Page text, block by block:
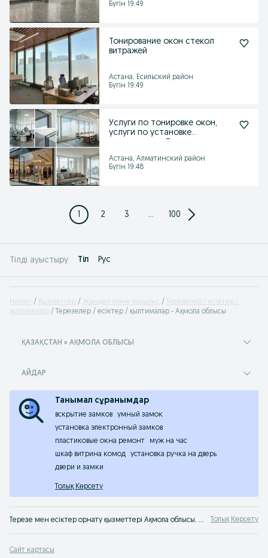
Бүгін 19:49
Тонирование окон стекол
витражей
Астана, Есильский район
Бүгін 19:49
Услуги по тонировке окон,
услуги по установке
Астана, Алматинский район
Бүгін 19:48
1 2 3 ... 100
Тілді ауыстыру Tіл Рус
Негізгі Қызметтер Жөндеу жəне құрылыс
Терезелер / есіктер /
қылтималар
Терезелер / есіктер / қылтималар - Ақмола облысы
ҚАЗАҚСТАН » АҚМОЛА ОБЛЫСЫ
АЙДАР
Танымал сұранымдар
вскрытие замков
умный замок
установка электронный замков
пластиковые окна ремонт
муж на час
шкаф витрина комод
установка ручка на дверь
двери и замки
Толық Көрсету
Терезе мен есіктер орнату қызметтері Ақмола облысы. Сыртқы есіктер, пластик және ағаш терезелерді монтаждау. Құрастыру және орнату шеберлерін OLX.kz Ақмола облысы сервисінен табуға болады Толық Көрсету
Сайт картасы